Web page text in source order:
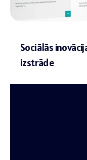
Sociālās
izstrāde